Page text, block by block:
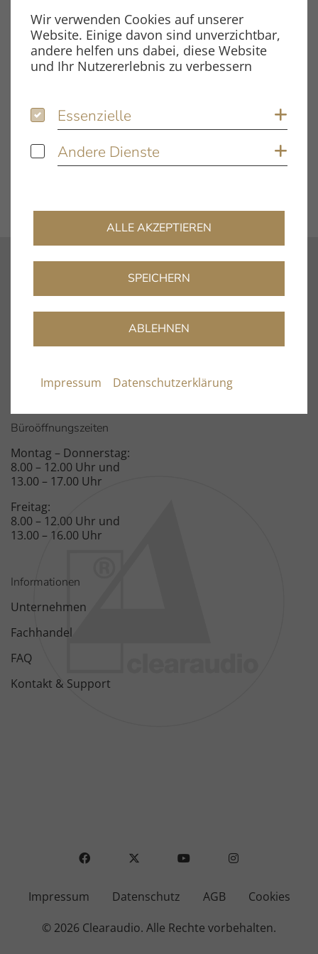
Dateigröße
5.07 MB
concept / Verify Testbericht
DOWNLOAD
Fon: +49 9131 – 40300100
91054 Erlangen
Büroöffnungszeiten
Montag – Donnerstag:
8.00 – 12.00 Uhr und
13.00 – 17.00 Uhr
Freitag:
8.00 – 12.00 Uhr und
13.00 – 16.00 Uhr
Informationen
Unternehmen
Fachhandel
FAQ
Kontakt & Support
FACEBOOK
X YOUTUBEINSTAGRAM
Impressum Datenschutz AGB
Cookies
© 2026 Clearaudio. Alle Rechte vorbehalten.
Wir verwenden Cookies auf unserer
Website. Einige davon sind unverzichtbar,
andere helfen uns dabei, diese Website
und Ihr Nutzererlebnis zu verbessern
Essenzielle
Essenzielle
Andere Dienste
Andere Dienste
ALLE AKZEPTIEREN
SPEICHERN
ABLEHNEN
Impressum Datenschutzerklärung